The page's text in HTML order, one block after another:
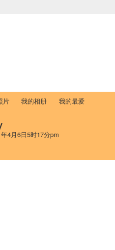
片 我的相册 我的最爱
4月6日5时17分pm